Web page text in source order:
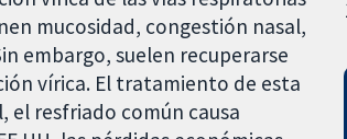
mucosidad, congestión nasal,
embargo, suelen recuperarse
vírica. El tratamiento de esta
el resfriado común causa